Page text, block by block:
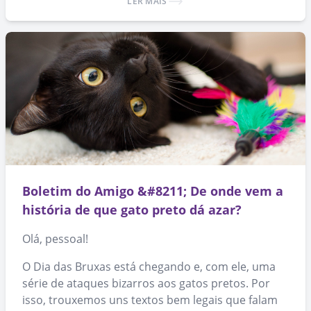
adoção de animais. 🙂
Boletim do Amigo &#8211; De onde vem a
história de que gato preto dá azar?
Olá, pessoal!
O Dia das Bruxas está chegando e, com ele, uma
série de ataques bizarros aos gatos pretos. Por
isso, trouxemos uns textos bem legais que falam